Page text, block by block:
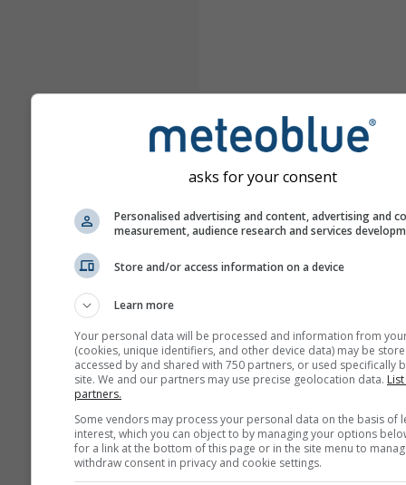
asks for your consent
Personalised advertising and content, advertising and
measurement, audience research and services
Store and/or access information on a device
Learn more
Your personal data will be processed and information from
(cookies, unique identifiers, and other device data) may be
accessed by and shared with 750 partners, or used specifically
site. We and our partners may use precise geolocation data.
partners.
Some vendors may process your personal data on the basis of
interest, which you can object to by managing your options
for a link at the bottom of this page or in the site menu to
withdraw consent in privacy and cookie settings.